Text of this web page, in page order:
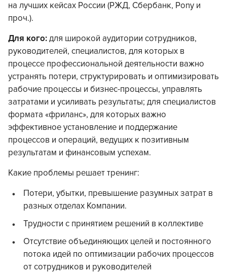
на лучших кейсах России (РЖД, Сбербанк, Pony и
проч.).
Для кого: для широкой аудитории сотрудников,
руководителей, специалистов, для которых в
процессе профессиональной деятельности важно
устранять потери, структурировать и оптимизировать
рабочие процессы и бизнес-процессы, управлять
затратами и усиливать результаты; для специалистов
формата «фриланс», для которых важно
эффективное установление и поддержание
процессов и операций, ведущих к позитивным
результатам и финансовым успехам.
Какие проблемы решает тренинг:
Потери, убытки, превышение разумных затрат в
разных отделах Компании.
Трудности с принятием решений в коллективе
Отсутствие объединяющих целей и постоянного
потока идей по оптимизации рабочих процессов
от сотрудников и руководителей